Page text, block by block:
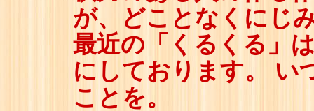
が、どことなくにじ
最近の「くるくる」
にしております。 い
ことを。